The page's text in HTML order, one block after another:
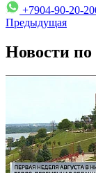
+7904-90-20-
Предыдущая
Новости по